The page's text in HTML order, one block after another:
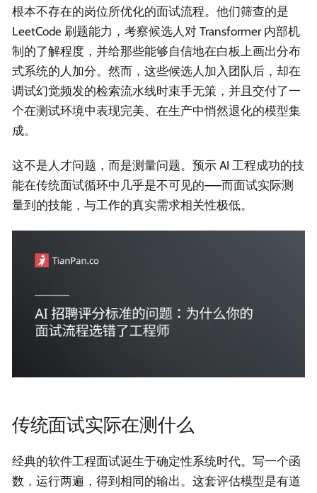
根本不存在的岗位所优化的面试流程。他们筛查的是
LeetCode 刷题能力，考察候选人对 Transformer 内部机
制的了解程度，并给那些能够自信地在白板上画出分布
式系统的人加分。然而，这些候选人加入团队后，却在
调试幻觉频发的检索流水线时束手无策，并且交付了一
个在测试环境中表现完美、在生产中悄然退化的模型集
成。
这不是人才问题，而是测量问题。预示 AI 工程成功的技
能在传统面试循环中几乎是不可见的——而面试实际测
量到的技能，与工作的真实需求相关性极低。
传统面试实际在测什么
经典的软件工程面试诞生于确定性系统时代。写一个函
数，运行两遍，得到相同的输出。这套评估模型是有道